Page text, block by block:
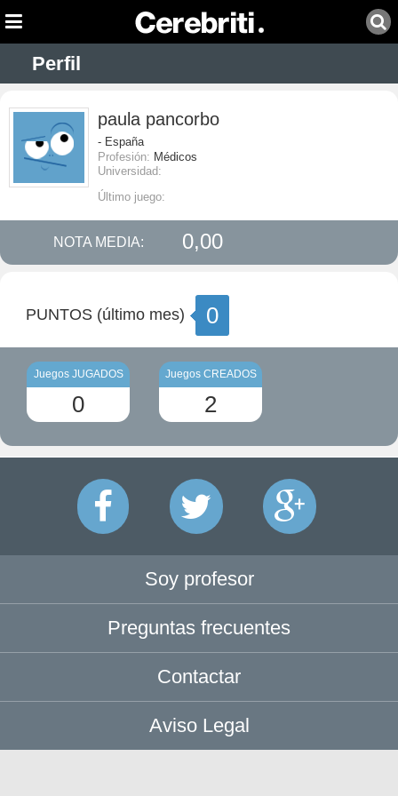
Perfil
paula pancorbo
- España
Profesión: Médicos
Universidad:
Último juego:
NOTA MEDIA: 0,00
PUNTOS (último mes) 0
Juegos JUGADOS
0
Juegos CREADOS
2
Soy profesor
Preguntas frecuentes
Contactar
Aviso Legal